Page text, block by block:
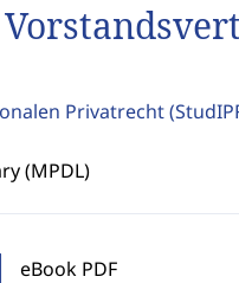
Privatrecht
(MPDL)
eBook PDF